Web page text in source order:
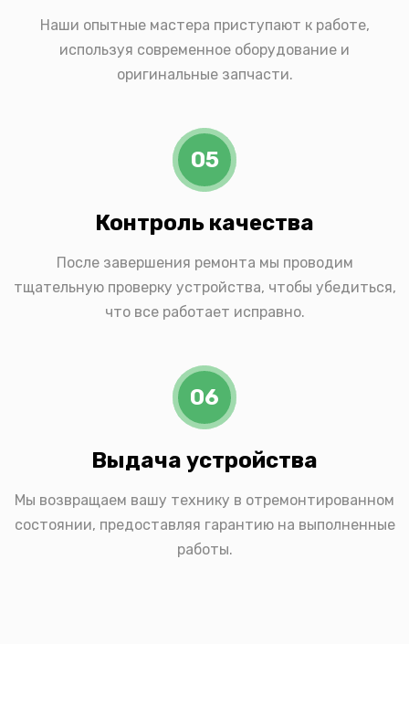
Наши опытные мастера приступают к работе,
используя современное оборудование и
оригинальные запчасти.
05
Контроль качества
После завершения ремонта мы проводим
тщательную проверку устройства, чтобы убедиться,
что все работает исправно.
06
Выдача устройства
Мы возвращаем вашу технику в отремонтированном
состоянии, предоставляя гарантию на выполненные
работы.